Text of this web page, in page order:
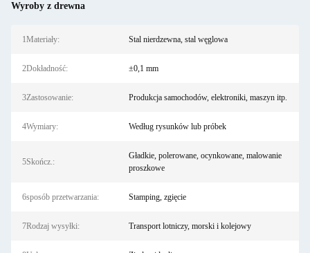
Wyroby z drewna
1Materiały: Stal nierdzewna, stal węglowa
2Dokładność: ±0,1 mm
3Zastosowanie: Produkcja samochodów, elektroniki, maszyn itp.
4Wymiary: Według rysunków lub próbek
5Skończ.:
Gładkie, polerowane, ocynkowane, malowanie
proszkowe
6sposób przetwarzania: Stamping, zgięcie
7Rodzaj wysyłki: Transport lotniczy, morski i kolejowy